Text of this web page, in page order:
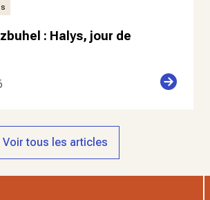
: Halys, jour de
Voir tous les articles